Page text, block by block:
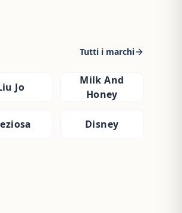
Tutti i marchi
Jo
Milk And
Honey
Disney